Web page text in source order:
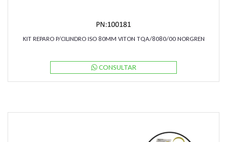
KIT REPARO P/CILINDRO ISO 80MM VITON TQA/8080/00 NORGREN
CONSULTAR